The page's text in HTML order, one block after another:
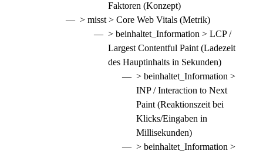
Faktoren (Konzept)
> misst > Core Web Vitals (Metrik)
> beinhaltet_Information > LCP /
Largest Contentful Paint (Ladezeit
des Hauptinhalts in Sekunden)
> beinhaltet_Information >
INP / Interaction to Next
Paint (Reaktionszeit bei
Klicks/Eingaben in
Millisekunden)
> beinhaltet_Information >